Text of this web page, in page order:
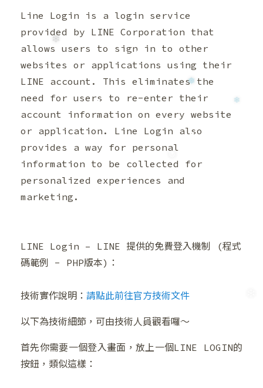
Line Login is a login service
provided by LINE Corporation that
allows users to sign in to other
websites or applications using their
LINE account. This eliminates the
need for users to re-enter their
account information on every website
or application. Line Login also
provides a way for personal
information to be collected for
personalized experiences and
marketing.
LINE Login – LINE 提供的免費登入機制 (程式
碼範例 - PHP版本)：
技術實作說明： 請點此前往官方技術文件
以下為技術細節，可由技術人員觀看囉～
首先你需要一個登入畫面，放上一個LINE LOGIN的
按鈕，類似這樣：
❅